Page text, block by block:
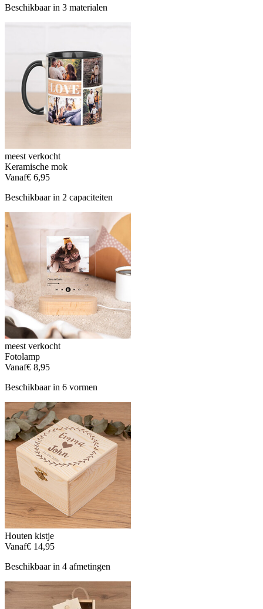
Beschikbaar in 3 materialen
meest verkocht
Keramische mok
Vanaf€ 6,95
Beschikbaar in 2 capaciteiten
meest verkocht
Fotolamp
Vanaf€ 8,95
Beschikbaar in 6 vormen
Houten kistje
Vanaf€ 14,95
Beschikbaar in 4 afmetingen